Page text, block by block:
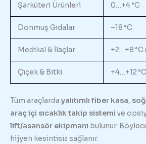
Şarküteri Ürünleri 0…+4 °C
Donmuş Gıdalar –18 °C
Medikal & İlaçlar +2…+8 °C
Çiçek & Bitki +4…+12 °C
Tüm araçlarda yalıtımlı fiber kasa,
araç içi sıcaklık takip sistemi ve
lift/asansör ekipmanı bulunur.
hijyen kesintisiz sağlanır.